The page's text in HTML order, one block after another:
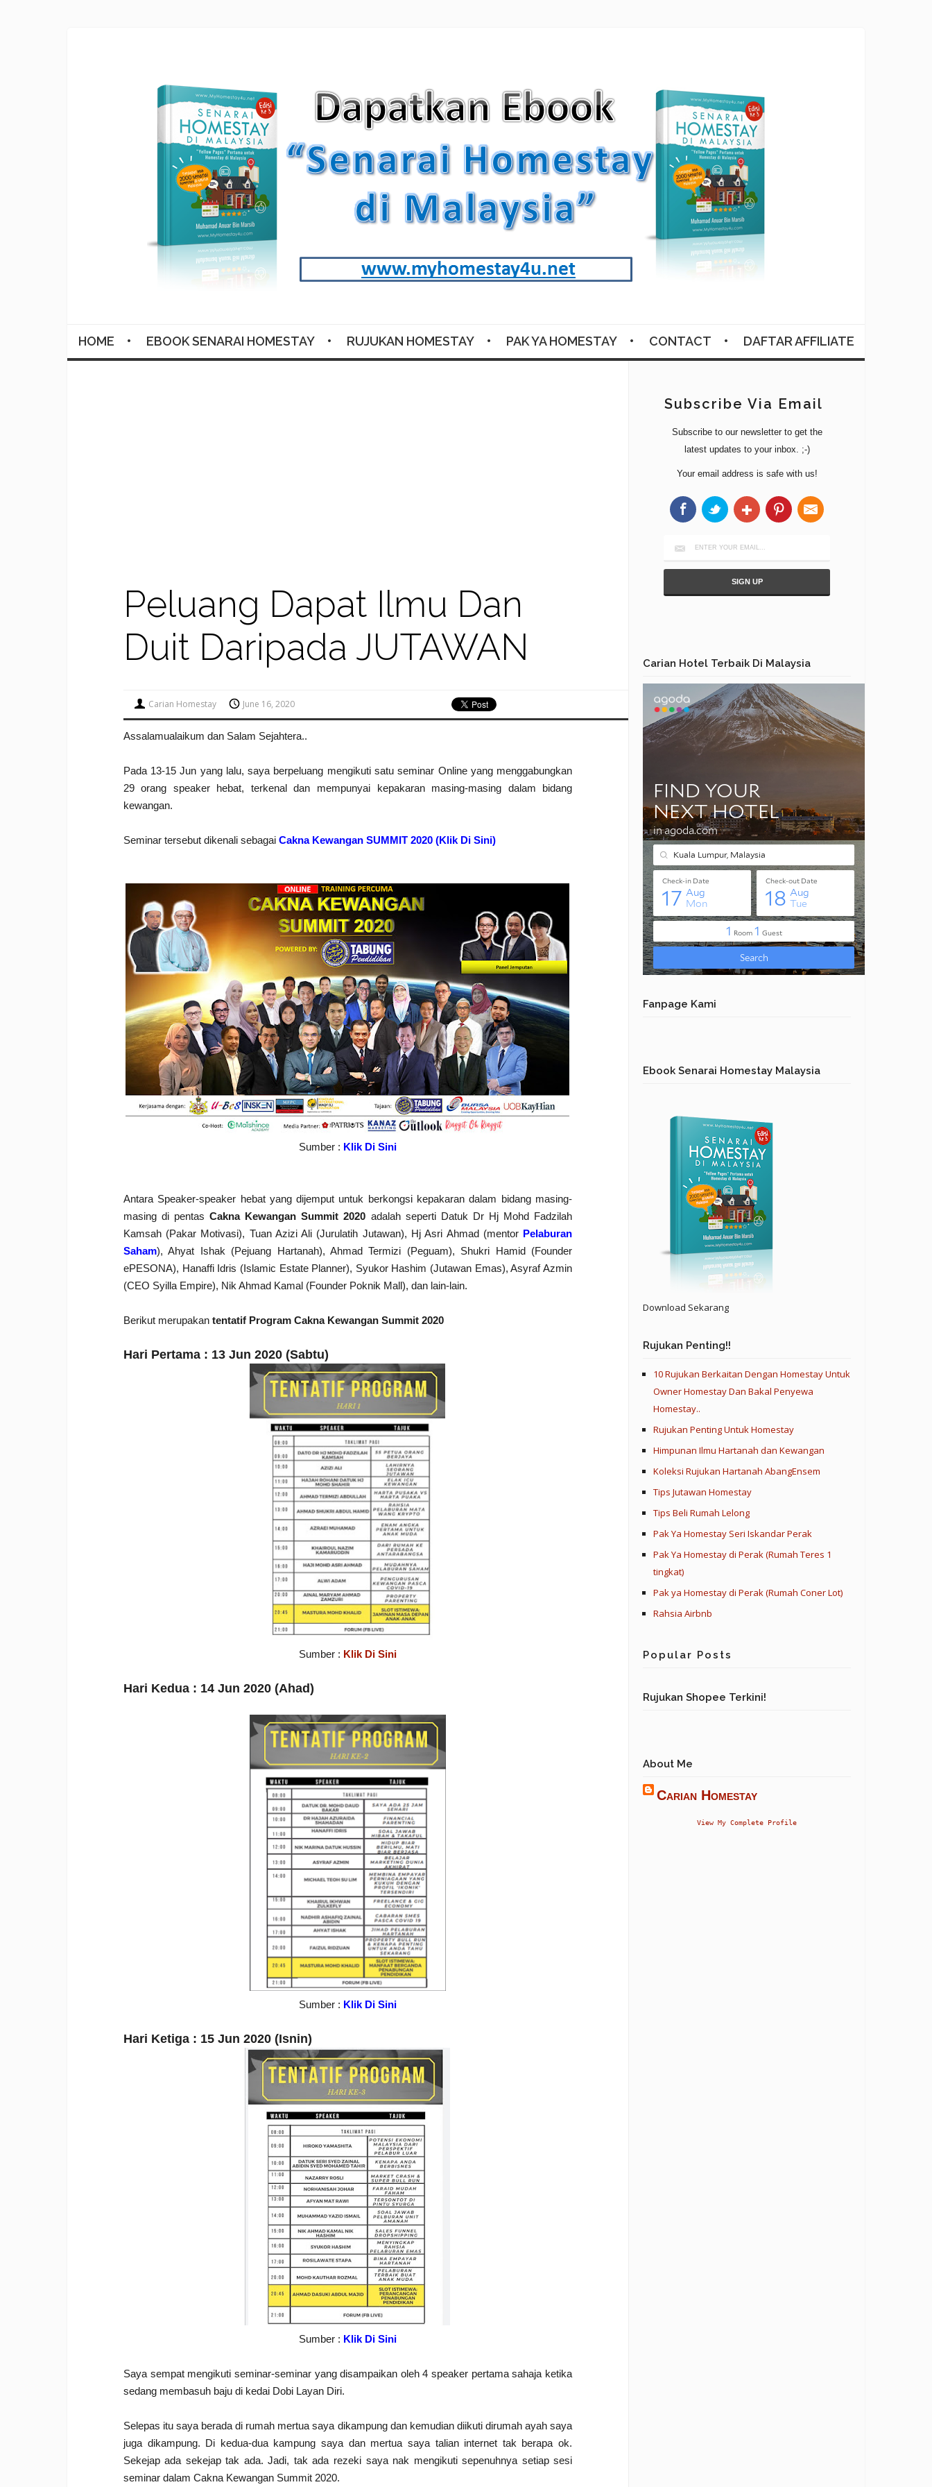
HOME EBOOK SENARAI HOMESTAY RUJUKAN HOMESTAY PAK YA HOMESTAY CONTACT DAFTAR AFFILIATE
Peluang Dapat Ilmu Dan
Duit Daripada JUTAWAN
Carian Homestay June 16, 2020
Assalamualaikum dan Salam Sejahtera..
Pada 13-15 Jun yang lalu, saya berpeluang mengikuti satu seminar Online yang menggabungkan
29 orang speaker hebat, terkenal dan mempunyai kepakaran masing-masing dalam bidang
kewangan.
Seminar tersebut dikenali sebagai Cakna Kewangan SUMMIT 2020 (Klik Di Sini)
Sumber : Klik Di Sini
Antara Speaker-speaker hebat yang dijemput untuk berkongsi kepakaran dalam bidang masing-
masing di pentasCakna Kewangan Summit 2020 adalah seperti Datuk Dr Hj Mohd Fadzilah
Kamsah (Pakar Motivasi), Tuan Azizi Ali (Jurulatih Jutawan), Hj Asri Ahmad (mentor Pelaburan
Saham), Ahyat Ishak (Pejuang Hartanah), Ahmad Termizi (Peguam), Shukri Hamid (Founder
ePESONA), Hanaffi Idris (Islamic Estate Planner), Syukor Hashim (Jutawan Emas),Asyraf Azmin
(CEO Syilla Empire), Nik Ahmad Kamal (Founder Poknik Mall), dan lain-lain.
Berikut merupakan tentatif Program Cakna Kewangan Summit 2020
Hari Pertama : 13 Jun 2020 (Sabtu)
Sumber : Klik Di Sini
Hari Kedua : 14 Jun 2020 (Ahad)
Sumber : Klik Di Sini
Hari Ketiga : 15 Jun 2020 (Isnin)
Sumber : Klik Di Sini
Saya sempat mengikuti seminar-seminar yang disampaikan oleh 4 speaker pertama sahaja ketika
sedang membasuh baju di kedai Dobi Layan Diri.
Selepas itu saya berada di rumah mertua saya dikampung dan kemudian diikuti dirumah ayah saya
juga dikampung. Di kedua-dua kampung saya dan mertua saya talian internet tak berapa ok.
Sekejap ada sekejap tak ada.Jadi, tak ada rezeki saya nak mengikuti sepenuhnya setiap sesi
seminar dalam Cakna Kewangan Summit 2020.
Subscribe Via Email
Subscribe to our newsletter to get the
latest updates to your inbox. ;-)
Your email address is safe with us!
Carian Hotel Terbaik Di Malaysia
Fanpage Kami
Ebook Senarai Homestay Malaysia
Download Sekarang
Rujukan Penting!!
10 Rujukan Berkaitan Dengan Homestay Untuk
Owner Homestay Dan Bakal Penyewa
Homestay..
Rujukan Penting Untuk Homestay
Himpunan Ilmu Hartanah dan Kewangan
Koleksi Rujukan Hartanah AbangEnsem
Tips Jutawan Homestay
Tips Beli Rumah Lelong
Pak Ya Homestay Seri Iskandar Perak
Pak Ya Homestay di Perak (Rumah Teres 1
tingkat)
Pak ya Homestay di Perak (Rumah Coner Lot)
Rahsia Airbnb
Popular Posts
Rujukan Shopee Terkini!
About Me
Carian Homestay
View My Complete Profile